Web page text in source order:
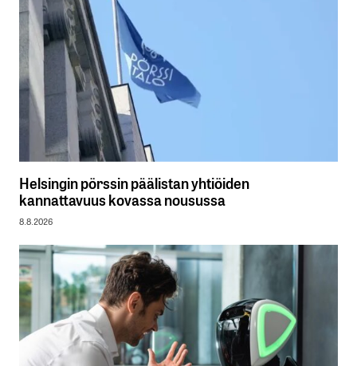
Helsingin pörssin päälistan yhtiöiden
kannattavuus kovassa nousussa
8.8.2026